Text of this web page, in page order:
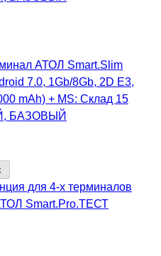
АТОЛ Smart.Slim
7.0, 1Gb/8Gb, 2D E3,
mАh) + MS: Склад 15
БАЗОВЫЙ